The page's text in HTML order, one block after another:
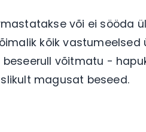
või ei sööda
kõik vastumeelsed
võitmatu -
magusat beseed.